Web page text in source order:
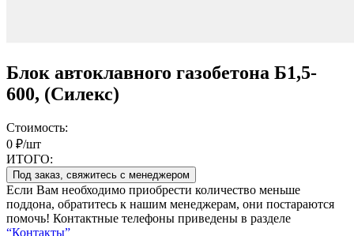
Блок автоклавного газобетона Б1,5-
600, (Силекс)
Стоимость:
0 ₽/шт
ИТОГО:
Под заказ, свяжитесь с менеджером
Если Вам необходимо приобрести количество меньше
поддона, обратитесь к нашим менеджерам, они постараются
помочь! Контактные телефоны приведены в разделе
“Контакты”